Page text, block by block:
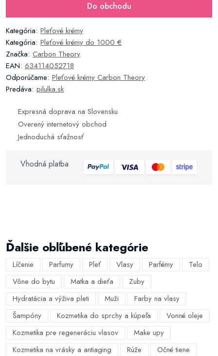
Do obchodu
Kategória: Pleťové krémy
Kategória: Pleťové krémy do 1000 €
Značka: Carbon Theory
EAN: 634114052718
Odporúčame: Pleťové krémy Carbon Theory
Predáva: pilulka.sk
Expresná doprava na Slovensku
Overený internetový obchod
Jednoduchá sťažnosť
Vhodná platba
Ďalšie obľúbené kategórie
Líčenie Parfumy Pleť Vlasy Parfémy
Telo
Vône do bytu
Matka a dieťa
Zuby
Hydratácia a výživa pleti
Muži
Farby na vlasy
Šampóny
Kozmetika do sprchy a kúpeľa
Vonné oleje
Kozmetika pre regeneráciu vlasov
Make upy
Kozmetika na vrásky a antiaging
Rúže Očné tiene